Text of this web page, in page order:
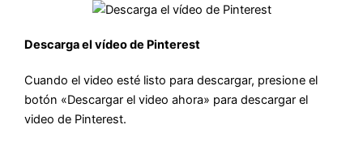
Descarga el vídeo de Pinterest
Cuando el video esté listo para descargar, presione el
botón «Descargar el video ahora» para descargar el
video de Pinterest.